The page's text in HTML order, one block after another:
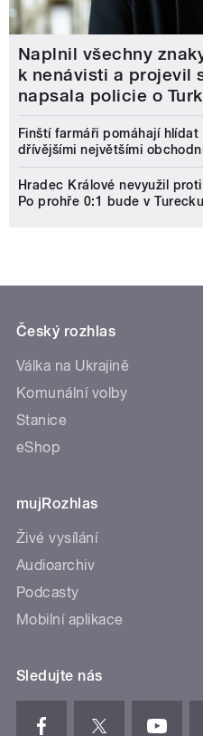
Naplnil všechny
k nenávisti a projevil
napsala policie o
Finští farmáři pomáhají
dřívějšími největšími
Hradec Králové nevyužil
Po prohře 0:1 bude v
Český rozhlas
Válka na Ukrajině
Komunální volby
Stanice
eShop
mujRozhlas
Živé vysílání
Audioarchiv
Podcasty
Mobilní aplikace
Sledujte nás